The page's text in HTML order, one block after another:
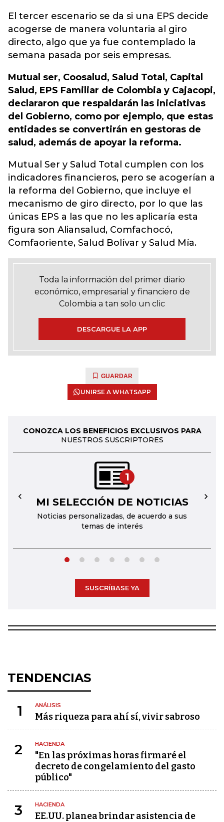
El tercer escenario se da si una EPS decide
acogerse de manera voluntaria al giro
directo, algo que ya fue contemplado la
semana pasada por seis empresas.
Mutual ser, Coosalud, Salud Total, Capital
Salud, EPS Familiar de Colombia y Cajacopi,
declararon que respaldarán las iniciativas
del Gobierno, como por ejemplo, que estas
entidades se convertirán en gestoras de
salud, además de apoyar la reforma.
Mutual Ser y Salud Total cumplen con los
indicadores financieros, pero se acogerían a
la reforma del Gobierno, que incluye el
mecanismo de giro directo, por lo que las
únicas EPS a las que no les aplicaría esta
figura son Aliansalud, Comfachocó,
Comfaoriente, Salud Bolívar y Salud Mía.
Toda la información del primer diario
económico, empresarial y financiero de
Colombia a tan solo un clic
DESCARGUE LA APP
GUARDAR
UNIRSE A WHATSAPP
CONOZCA LOS BENEFICIOS EXCLUSIVOS PARA
NUESTROS SUSCRIPTORES
1
MI SELECCIÓN DE NOTICIAS
Noticias personalizadas, de acuerdo a sus
temas de interés
← →
SUSCRÍBASE YA
TENDENCIAS
1 ANÁLISIS
Más riqueza para ahí sí, vivir sabroso
2 HACIENDA
"En las próximas horas firmaré el
decreto de congelamiento del gasto
público"
3 HACIENDA
EE.UU. planea brindar asistencia de